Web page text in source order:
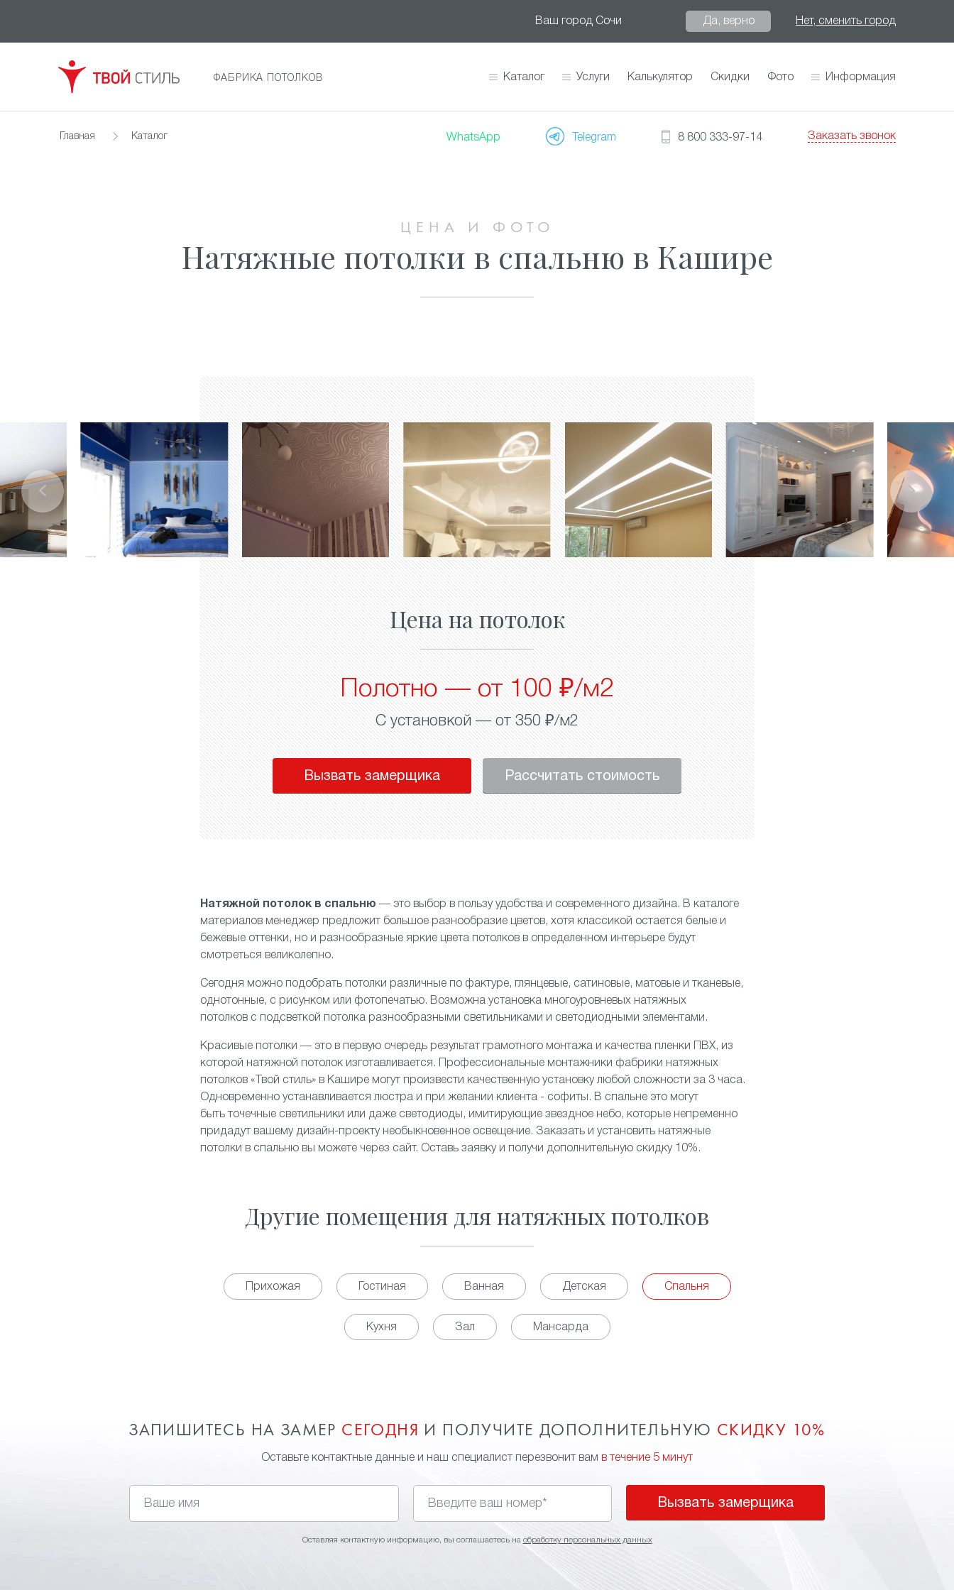
Ваш город Сочи Да, верно Нет, сменить город
ФАБРИКА ПОТОЛКОВ Каталог Услуги Калькулятор Скидки Фото Информация
Главная Каталог WhatsApp Telegram 8 800 333-97-14 Заказать звонок
ЦЕНА И ФОТО
Натяжные потолки в спальню в Кашире
Цена на потолок
Полотно — от 100 ₽/м2
С установкой — от 350 ₽/м2
Вызвать замерщика Рассчитать стоимость
Натяжной потолок в спальню — это выбор в пользу удобства и современного дизайна. В каталоге
материалов менеджер предложит большое разнообразие цветов, хотя классикой остается белые и
бежевые оттенки, но и разнообразные яркие цвета потолков в определенном интерьере будут
смотреться великолепно.
Сегодня можно подобрать потолки различные по фактуре, глянцевые, сатиновые, матовые итканевые,
однотонные, с рисунком или фотопечатью. Возможна установка многоуровневых натяжных
потолков с подсветкой потолка разнообразными светильниками и светодиодными элементами .
Красивые потолки — это в первую очередь результат грамотного монтажа и качества пленки ПВХ, из
которой натяжной потолок изготавливается. Профессиональные монтажники фабрики натяжных
потолков «Твой стиль» в Кашире могут произвести качественную установку любой сложности за 3 часа.
Одновременно устанавливается люстра и при желании клиента - софиты. В спальне это могут
быть точечные светильники или даже светодиоды, имитирующие звездное небо, которые непременно
придадут вашему дизайн-проекту необыкновенное освещение. Заказать и установить натяжные
потолки в спальню вы можете через сайт. Оставь заявку и получи дополнительную скидку 10%.
Другие помещения для натяжных потолков
Прихожая Гостиная Ванная Детская Спальня
Кухня Зал Мансарда
ЗАПИШИТЕСЬ НА ЗАМЕР СЕГОДНЯ И ПОЛУЧИТЕ ДОПОЛНИТЕЛЬНУЮ СКИДКУ 10%
Оставьте контактные данные и наш специалист перезвонит вам в течение 5 минут
Вызвать замерщика
Оставляя контактную информацию, вы соглашаетесь на обработку персональных данных